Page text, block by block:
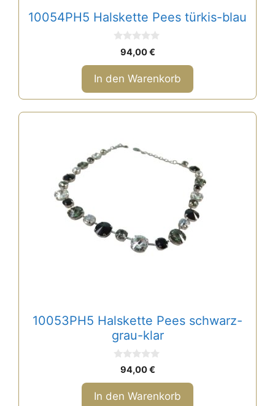
10054PH5 Halskette Pees türkis-blau
o
5
94,00€
In den Warenkorb
10053PH5 Halskette Pees schwarz-
grau-klar
o
n
5
94,00€
In den Warenkorb